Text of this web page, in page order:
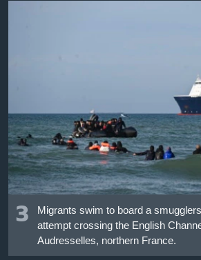
3
Migrants swim to board a
attempt crossing the English
Audresselles, northern France.